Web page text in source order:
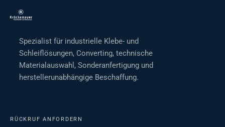
Spezialist für industrielle Klebe- und
Schleiflösungen, Converting, technische
Materialauswahl, Sonderanfertigung und
herstellerunabhängige Beschaffung.
RÜCKRUF ANFORDERN